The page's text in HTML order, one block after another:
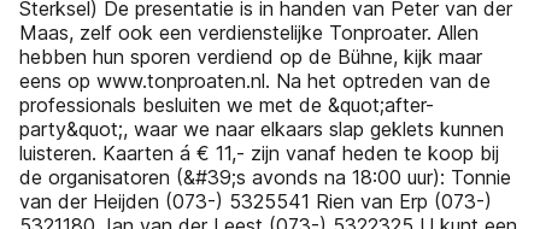
Sterksel) De presentatie is in handen van Peter van der
Maas, zelf ook een verdienstelijke Tonproater. Allen
hebben hun sporen verdiend op de Bühne, kijk maar
eens op www.tonproaten.nl. Na het optreden van de
professionals besluiten we met de &quot;after-
party&quot;, waar we naar elkaars slap geklets kunnen
luisteren. Kaarten á € 11,- zijn vanaf heden te koop bij
de organisatoren (&#39;s avonds na 18:00 uur): Tonnie
van der Heijden (073-) 5325541 Rien van Erp (073-)